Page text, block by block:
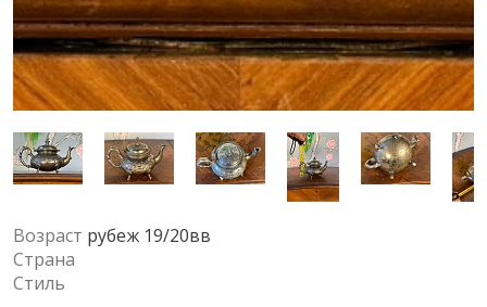
Возраст рубеж 19/20вв
Страна
Стиль